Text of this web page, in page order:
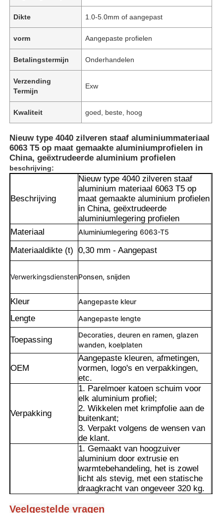
Over ons
Dikte 1.0-5.0mm of aangepast
vorm Aangepaste profielen
Betalingstermijn Onderhandelen
Verzending
Termijn
Exw
Kwaliteit goed, beste, hoog
Nieuw type 4040 zilveren staaf aluminiummateriaal
6063 T5 op maat gemaakte aluminiumprofielen in
China, geëxtrudeerde aluminium profielen
beschrijving:
Beschrijving
Nieuw type 4040 zilveren staaf
aluminium materiaal 6063 T5 op
maat gemaakte aluminium profielen
in China, geëxtrudeerde
aluminiumlegering profielen
Materiaal
Aluminiumlegering 6063-T5
Materiaaldikte (t) 0,30 mm - Aangepast
VerwerkingsdienstenPonsen, snijden
Kleur Aangepaste kleur
Lengte Aangepaste lengte
Toepassing
Decoraties, deuren en ramen, glazen
wanden, koelplaten
OEM
Aangepaste kleuren, afmetingen,
vormen, logo's en verpakkingen,
etc.
Verpakking
1. Parelmoer katoen schuim voor
elk aluminium profiel;
2. Wikkelen met krimpfolie aan de
buitenkant;
3. Verpakt volgens de wensen van
de klant.
1. Gemaakt van hoogzuiver
aluminium door extrusie en
warmtebehandeling, het is zowel
licht als stevig, met een statische
draagkracht van ongeveer 320 kg.
heeft een goede stabiliteit. Het
Veelgestelde vragen